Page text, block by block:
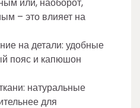
или, наоборот,
– это влияет на
на детали: удобные
пояс и капюшон
натуральные
для